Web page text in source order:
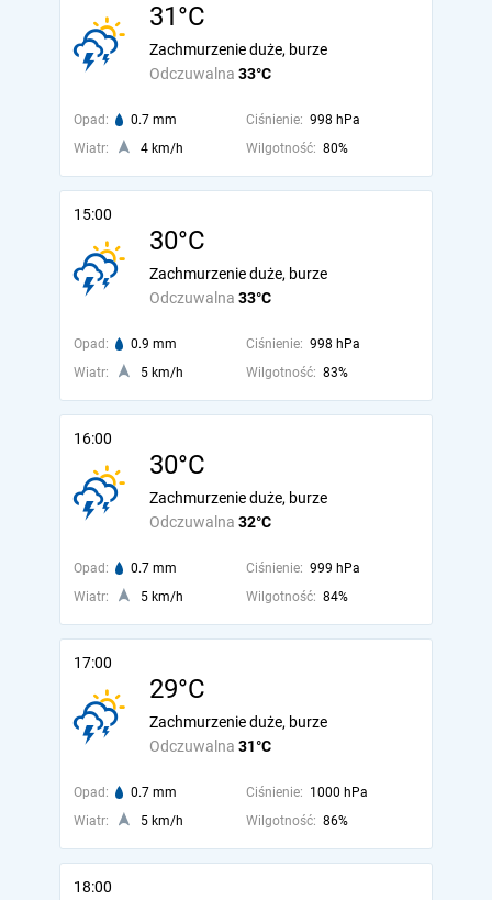
31°C
Odczuwalna 33°C
Zachmurzenie duże, burze
Opad: 0.7 mm Ciśnienie: 998 hPa
Wiatr:
4 km/h Wilgotność: 80%
15:00
30°C
Odczuwalna 33°C
Zachmurzenie duże, burze
Opad: 0.9 mm Ciśnienie: 998 hPa
Wiatr:
5 km/h Wilgotność: 83%
16:00
30°C
Odczuwalna 32°C
Zachmurzenie duże, burze
Opad: 0.7 mm Ciśnienie: 999 hPa
Wiatr:
5 km/h Wilgotność: 84%
17:00
29°C
Odczuwalna 31°C
Zachmurzenie duże, burze
Opad: 0.7 mm Ciśnienie: 1000 hPa
Wiatr:
5 km/h Wilgotność: 86%
18:00